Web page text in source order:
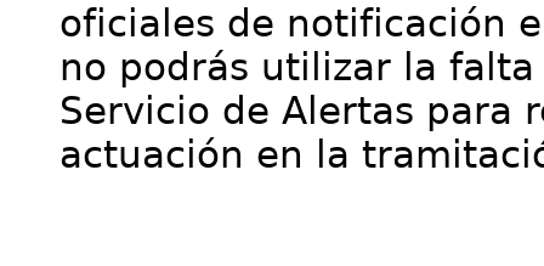
oficiales de notificación
no podrás utilizar la
Servicio de Alertas para
actuación en la